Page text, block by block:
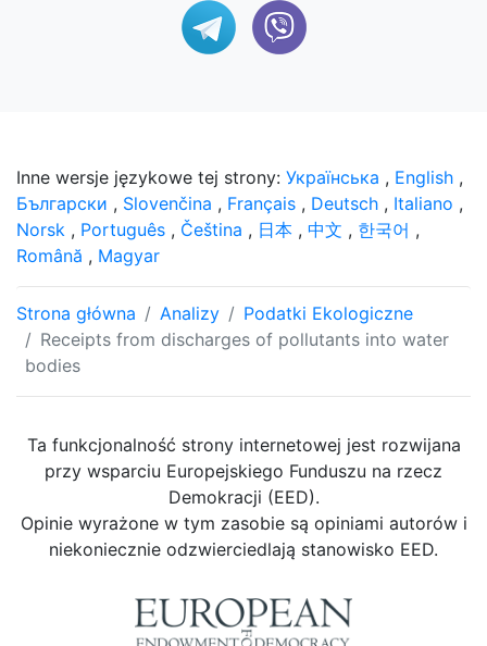
Strona główna Analizy
Podatki Ekologiczne
Receipts from discharges of pollutants into water
bodies
Inne wersje językowe tej strony: Українська , English ,
Български , Slovenčina , Français , Deutsch , Italiano ,
Norsk , Português , Čeština , 日本 , 中文 , 한국어 ,
Română , Magyar
Ta funkcjonalność strony internetowej jest rozwijana
przy wsparciu Europejskiego Funduszu na rzecz
Demokracji (EED).
Opinie wyrażone w tym zasobie są opiniami autorów i
niekoniecznie odzwierciedlają stanowisko EED.